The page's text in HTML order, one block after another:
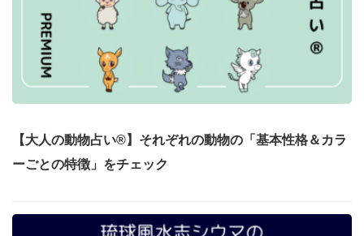
【大人の動物占い®】それぞれの動物の「基本性格＆カラ
ーごとの特徴」をチェック